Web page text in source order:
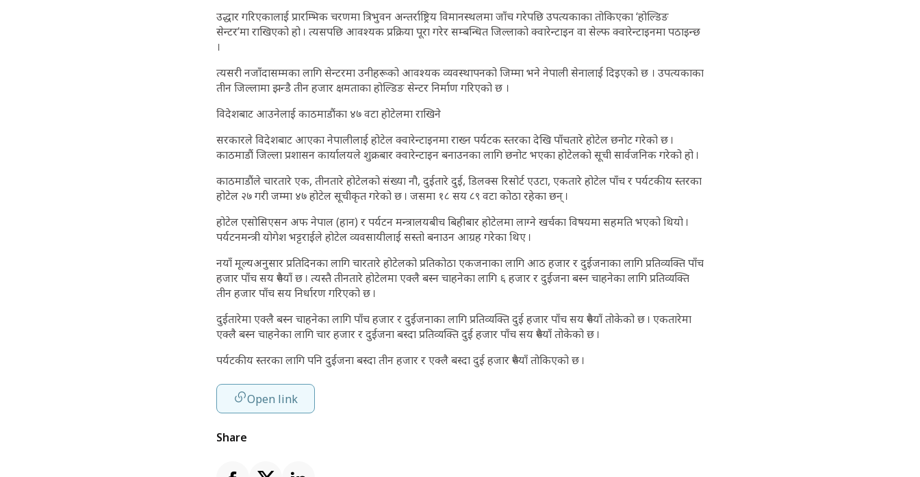
उद्धार गरिएकालाई प्रारम्भिक चरणमा त्रिभुवन अन्तर्राष्ट्रिय विमानस्थलमा जाँच गरेपछि उपत्यकाका तोकिएका ‘होल्डिङ
सेन्टर’मा राखिएको हो । त्यसपछि आवश्यक प्रक्रिया पूरा गरेर सम्बन्धित जिल्लाको क्वारेन्टाइन वा सेल्फ क्वारेन्टाइनमा पठाइन्छ
।
त्यसरी नजाँदासम्मका लागि सेन्टरमा उनीहरूको आवश्यक व्यवस्थापनको जिम्मा भने नेपाली सेनालाई दिइएको छ । उपत्यकाका
तीन जिल्लामा झन्डै तीन हजार क्षमताका होल्डिङ सेन्टर निर्माण गरिएको छ ।
विदेशबाट आउनेलाई काठमाडौंका ४७ वटा होटेलमा राखिने
सरकारले विदेशबाट आएका नेपालीलाई होटेल क्वारेन्टाइनमा राख्न पर्यटक स्तरका देखि पाँचतारे होटेल छनोट गरेको छ ।
काठमाडौं जिल्ला प्रशासन कार्यालयले शुक्रबार क्वारेन्टाइन बनाउनका लागि छनोट भएका होटेलको सूची सार्वजनिक गरेको हो ।
काठमाडौंले चारतारे एक, तीनतारे होटेलको संख्या नौ, दुईतारे दुई, डिलक्स रिसोर्ट एउटा, एकतारे होटेल पाँच र पर्यटकीय स्तरका
होटेल २७ गरी जम्मा ४७ होटेल सूचीकृत गरेको छ । जसमा १८ सय ८९ वटा कोठा रहेका छन् ।
होटेल एसोसिएसन अफ नेपाल (हान) र पर्यटन मन्त्रालयबीच बिहीबार होटेलमा लाग्ने खर्चका विषयमा सहमति भएको थियो ।
पर्यटनमन्त्री योगेश भट्टराईले होटेल व्यवसायीलाई सस्तो बनाउन आग्रह गरेका थिए ।
नयाँ मूल्यअनुसार प्रतिदिनका लागि चारतारे होटेलको प्रतिकोठा एकजनाका लागि आठ हजार र दुईजनाका लागि प्रतिव्यक्ति पाँच
हजार पाँच सय रुपैयाँ छ । त्यस्तै तीनतारे होटेलमा एक्लै बस्न चाहनेका लागि ६ हजार र दुईजना बस्न चाहनेका लागि प्रतिव्यक्ति
तीन हजार पाँच सय निर्धारण गरिएको छ ।
दुईतारेमा एक्लै बस्न चाहनेका लागि पाँच हजार र दुईजनाका लागि प्रतिव्यक्ति दुई हजार पाँच सय रुपैयाँ तोकेको छ । एकतारेमा
एक्लै बस्न चाहनेका लागि चार हजार र दुईजना बस्दा प्रतिव्यक्ति दुई हजार पाँच सय रुपैयाँ तोकेको छ ।
पर्यटकीय स्तरका लागि पनि दुईजना बस्दा तीन हजार र एक्लै बस्दा दुई हजार रुपैयाँ तोकिएको छ ।
Open link
Share